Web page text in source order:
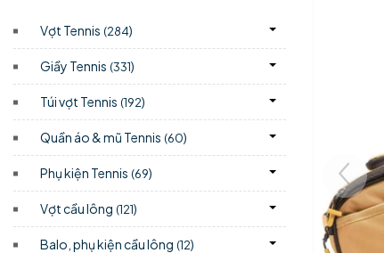
Vợt Tennis (284)
Giầy Tennis (331)
Túi vợt Tennis (192)
Quần áo & mũ Tennis (60)
Phụ kiện Tennis (69)
Vợt cầu lông (121)
Balo, phụ kiện cầu lông (12)